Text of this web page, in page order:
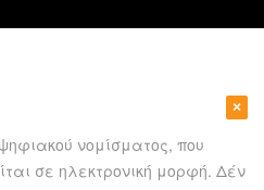
νομίσματος, που
σε ηλεκτρονική μορφή. Δέν